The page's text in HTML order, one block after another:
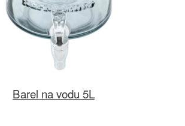
Barel na vodu 5L